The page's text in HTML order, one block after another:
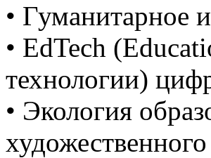
• Гуманитарное
• EdTech
технологии)
• Экология